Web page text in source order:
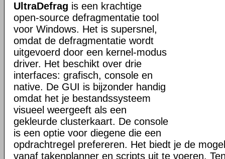
UltraDefrag is een krachtige
open-source defragmentatie tool
voor Windows. Het is supersnel,
omdat de defragmentatie wordt
uitgevoerd door een kernel-modus
driver. Het beschikt over drie
interfaces: grafisch, console en
native. De GUI is bijzonder handig
omdat het je bestandssysteem
visueel weergeeft als een
gekleurde clusterkaart. De console
is een optie voor diegene die een
opdrachtregel prefereren. Het biedt je de
vanaf takenplanner en scripts uit te voeren.